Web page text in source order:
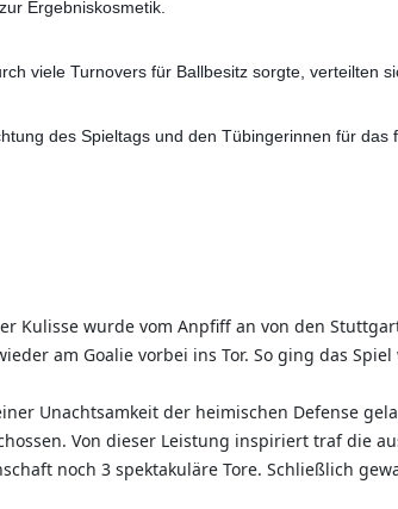
Ergebniskosmetik.
viele Turnovers für Ballbesitz sorgte, verteilten
des Spieltags und den Tübingerinnen für das
Kulisse wurde vom Anpfiff an von den
am Goalie vorbei ins Tor. So ging das Spiel
Unachtsamkeit der heimischen Defense
Von dieser Leistung inspiriert traf die
noch 3 spektakuläre Tore. Schließlich